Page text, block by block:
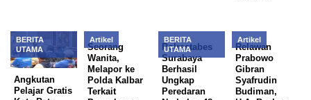
BERITA
UTAMA
Angkutan
Pelajar Gratis
Artikel
Seorang
Wanita,
Melapor ke
Polda Kalbar
Terkait
BERITA
UTAMA
Polrestabes
Surabaya
Berhasil
Ungkap
Peredaran
Artikel
Relawan
Prabowo
Gibran
Syafrudin
Budiman,